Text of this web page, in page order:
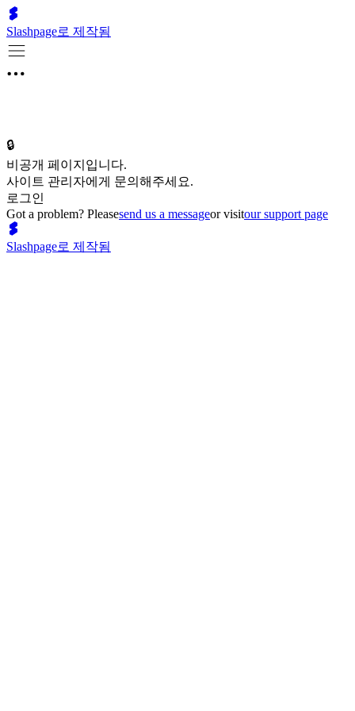
Slashpage로 제작됨
🔒
비공개 페이지입니다.
사이트 관리자에게 문의해주세요.
로그인
Got a problem? Pleasesend us a messageor visitour support page
Slashpage로 제작됨